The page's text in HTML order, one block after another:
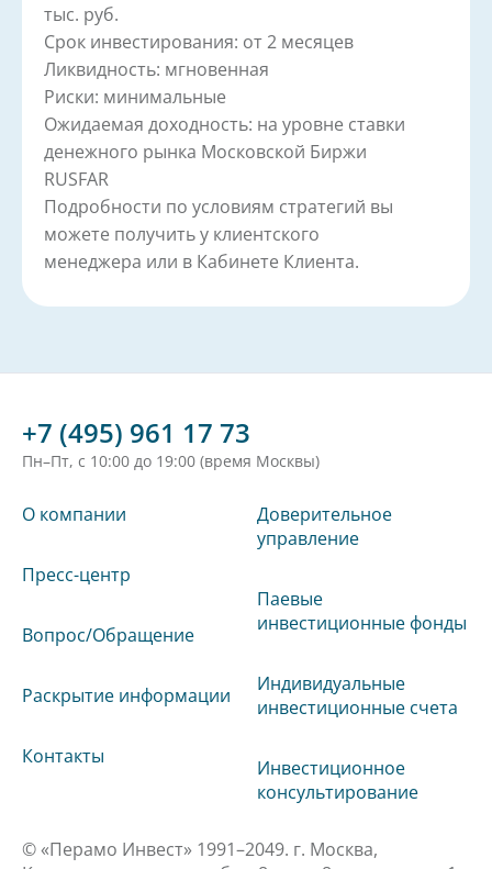
тыс. руб.
Срок инвестирования: от 2 месяцев
Ликвидность: мгновенная
Риски: минимальные
Ожидаемая доходность: на уровне ставки
денежного рынка Московской Биржи
RUSFAR
Подробности по условиям стратегий вы
можете получить у клиентского
менеджера или в Кабинете Клиента.
О компании
Пресс-центр
Вопрос/Обращение
Раскрытие информации
Контакты
Доверительное
управление
Паевые
инвестиционные фонды
Индивидуальные
инвестиционные счета
Инвестиционное
консультирование
+7 (495) 961 17 73
Пн–Пт, с 10:00 до 19:00 (время Москвы)
© «Перамо Инвест» 1991–2049. г. Москва,